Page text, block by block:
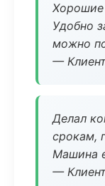
Хорошие
Удобно
можно
—
Делал
срокам,
Машина
—